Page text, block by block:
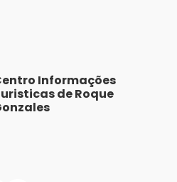
Informações
de Roque